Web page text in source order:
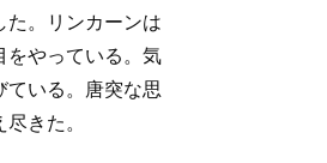
た。リンカーンは
をやっている。気
ている。唐突な思
きた。